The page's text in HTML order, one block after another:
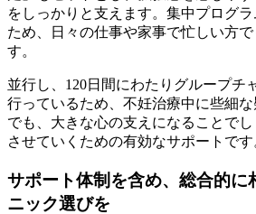
をしっかりと支えます。集中プログ
ため、日々の仕事や家事で忙しい方
す。
並行し、120日間にわたりグループチ
行っているため、不妊治療中に些細
でも、大きな心の支えになることで
させていくための有効なサポートです
サポート体制を含め、総合的に
ニック選びを